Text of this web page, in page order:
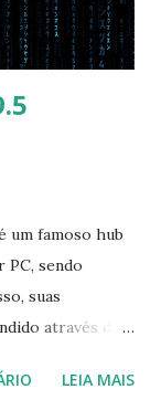
um famoso hub
sendo
suas
através de
Kodi 19.5LEIA MAIS